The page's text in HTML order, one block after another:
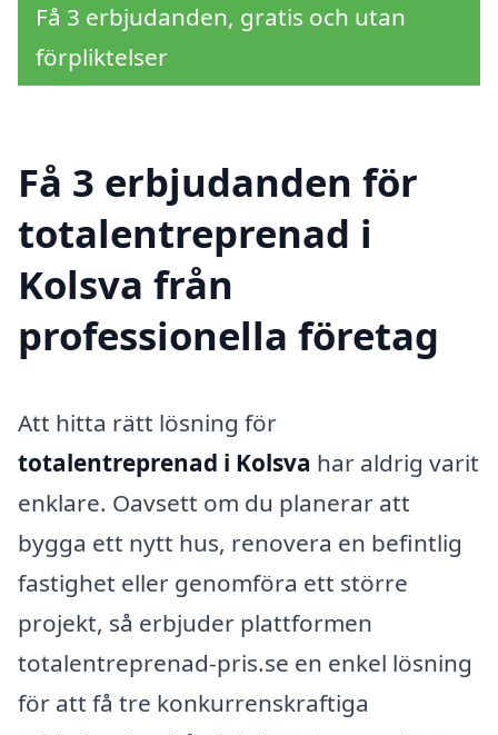
Få 3 erbjudanden, gratis och utan
förpliktelser
Få 3 erbjudanden för
totalentreprenad i
Kolsva från
professionella företag
Att hitta rätt lösning för
totalentreprenad i Kolsva har aldrig varit
enklare. Oavsett om du planerar att
bygga ett nytt hus, renovera en befintlig
fastighet eller genomföra ett större
projekt, så erbjuder plattformen
totalentreprenad-pris.se en enkel lösning
för att få tre konkurrenskraftiga